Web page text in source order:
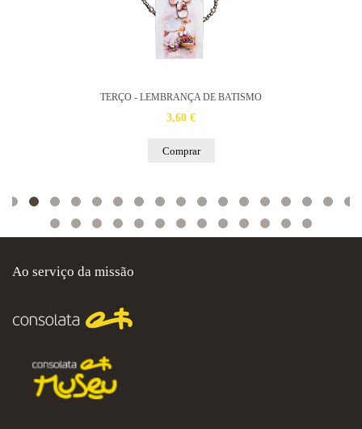
TERÇO - LEMBRANÇA DE BATISMO
3,60 €
Comprar
Ao serviço da missão